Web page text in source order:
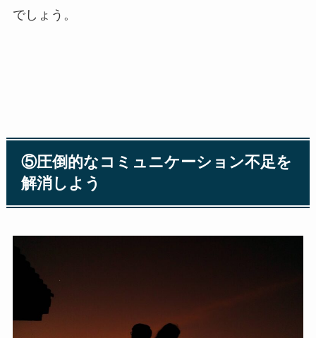
でしょう。
⑤圧倒的なコミュニケーション不足を
解消しよう